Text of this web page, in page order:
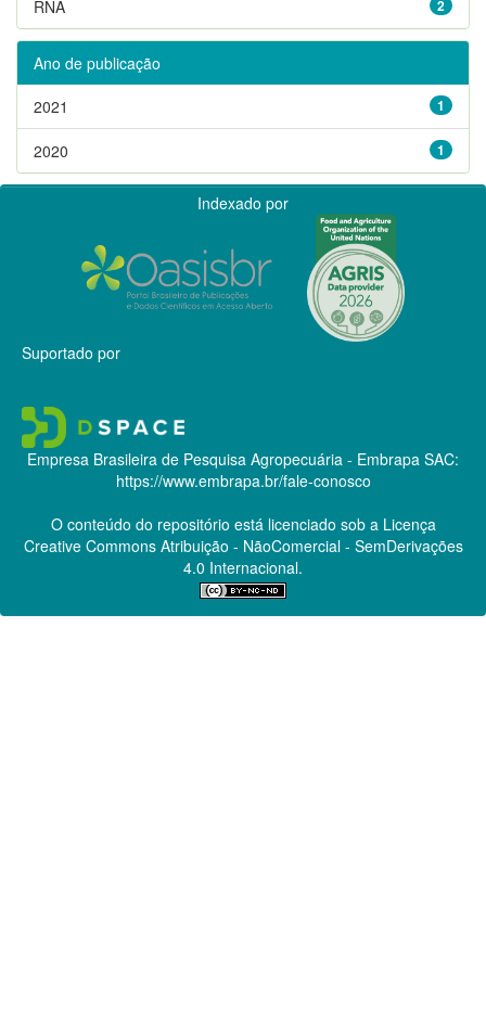
2
RNA
Ano de publicação
1
2021
1
2020
Indexado por
Suportado por
Empresa Brasileira de Pesquisa Agropecuária - Embrapa SAC:
https://www.embrapa.br/fale-conosco
O conteúdo do repositório está licenciado sob a Licença
Creative CommonsAtribuição - NãoComercial - SemDerivações
4.0 Internacional.